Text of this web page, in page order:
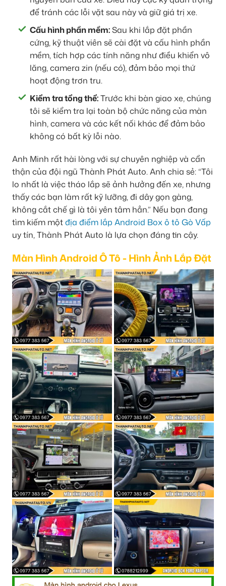
để tránh các lỗi vặt sau này và giữ giá trị xe.
Cấu hình phần mềm:Sau khi lắp đặt phần
cứng, kỹ thuật viên sẽ cài đặt và cấu hình phần
mềm, tích hợp các tính năng như điều khiển vô
lăng, camera zin (nếu có), đảm bảo mọi thứ
hoạt động trơn tru.
Kiểm tra tổng thể:Trước khi bàn giao xe, chúng
tôi sẽ kiểm tra lại toàn bộ chức năng của màn
hình, camera và các kết nối khác để đảm bảo
không có bất kỳ lỗi nào.
Anh Minh rất hài lòng với sự chuyên nghiệp và cẩn
thận của đội ngũ Thành Phát Auto. Anh chia sẻ: “Tôi
lo nhất là việc tháo lắp sẽ ảnh hưởng đến xe, nhưng
thấy các bạn làm rất kỹ lưỡng, đi dây gọn gàng,
không cắt chế gì là tôi yên tâm hẳn.” Nếu bạn đang
tìm kiếm mộtđịa điểm lắp Android Box ô tô Gò Vấp
uy tín, Thành Phát Auto là lựa chọn đáng tin cậy.
Màn Hình Android Ô Tô - Hình Ảnh Lắp Đặt